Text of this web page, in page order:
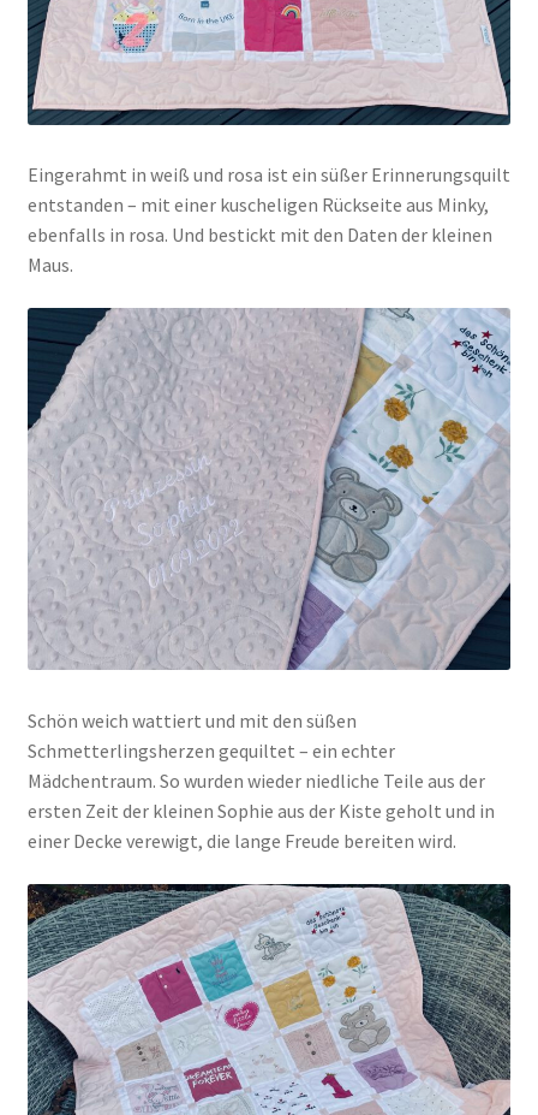
Eingerahmt in weiß und rosa ist ein süßer Erinnerungsquilt
entstanden – mit einer kuscheligen Rückseite aus Minky,
ebenfalls in rosa. Und bestickt mit den Daten der kleinen
Maus.
Schön weich wattiert und mit den süßen
Schmetterlingsherzen gequiltet – ein echter
Mädchentraum. So wurden wieder niedliche Teile aus der
ersten Zeit der kleinen Sophie aus der Kiste geholt und in
einer Decke verewigt, die lange Freude bereiten wird.